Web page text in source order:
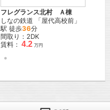
フレグランス北村 Ａ棟
しなの鉄道 「屋代高校前 」
駅 徒歩36分
間取り：2DK
賃料： 4.2 万円